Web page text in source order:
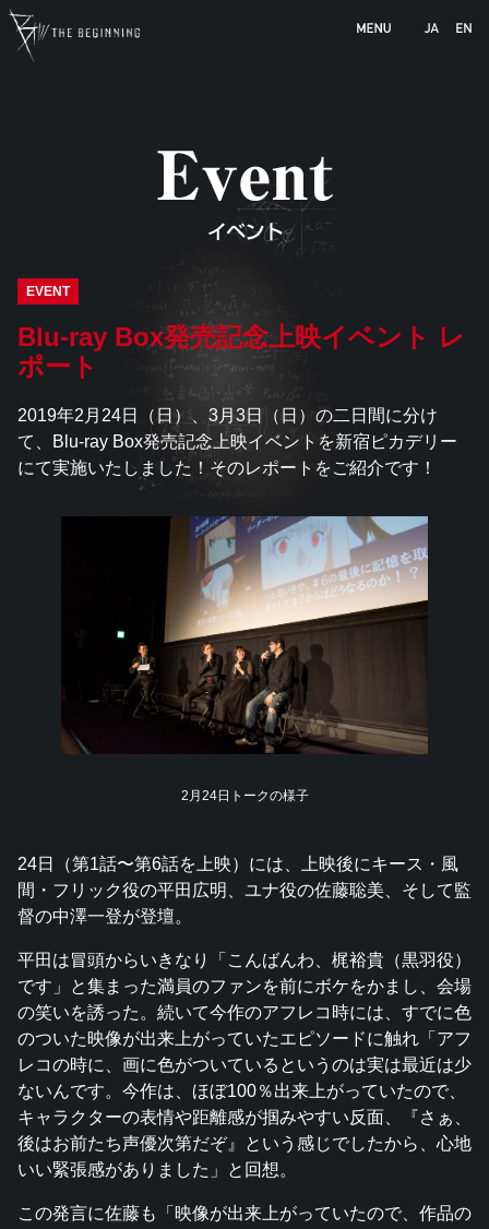
EVENT
Blu-ray Box発売記念上映イベント レ
ポート
2019年2月24日（日）、3月3日（日）の二日間に分け
て、Blu-ray Box発売記念上映イベントを新宿ピカデリー
にて実施いたしました！そのレポートをご紹介です！
2月24日トークの様子
24日（第1話〜第6話を上映）には、上映後にキース・風
間・フリック役の平田広明、ユナ役の佐藤聡美、そして監
督の中澤一登が登壇。
平田は冒頭からいきなり「こんばんわ、梶裕貴（黒羽役）
です」と集まった満員のファンを前にボケをかまし、会場
の笑いを誘った。続いて今作のアフレコ時には、すでに色
のついた映像が出来上がっていたエピソードに触れ「アフ
レコの時に、画に色がついているというのは実は最近は少
ないんです。今作は、ほぼ100％出来上がっていたので、
キャラクターの表情や距離感が掴みやすい反面、『さぁ、
後はお前たち声優次第だぞ』という感じでしたから、心地
いい緊張感がありました」と回想。
この発言に佐藤も「映像が出来上がっていたので、作品の